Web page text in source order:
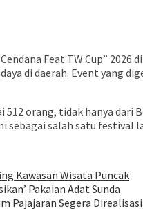
Feat TW Cup”
di daerah. Event yang
orang, tidak hanya dari
salah satu festival
Kawasan Wisata Puncak
Pakaian Adat Sunda
Pajajaran Segera Direalisasi